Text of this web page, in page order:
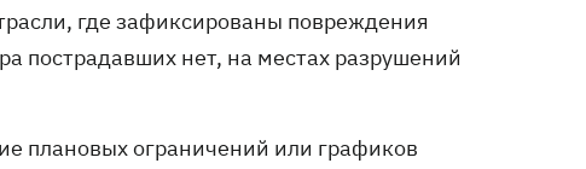
где зафиксированы повреждения
пострадавших нет, на местах разрушений
плановых ограничений или графиков